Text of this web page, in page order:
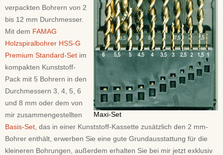
Maxi-Set
verpackten Bohrern von 2
bis 12 mm Durchmesser.
Mit dem FAMAG
Holzspiralbohrer HSS-G
Premium Standard-Set im
kompakten Kunststoff-
Pack mit 5 Bohrern in den
Durchmessern 3, 4, 5, 6
und 8 mm oder dem von
mir zusammengestellten
Basis-Set , das in einer Kunststoff-Kassette zusätzlich den 2 mm-
Bohrer enthält, erwerben Sie eine gute Grundausstattung für die
kleineren Bohrungen, außerdem erhalten Sie bei mir jetzt exklusiv